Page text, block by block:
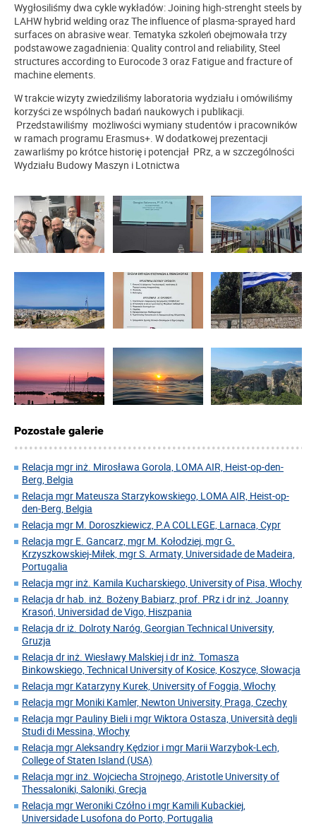
Wygłosiliśmy dwa cykle wykładów: Joining high-strenght steels by
LAHW hybrid welding oraz The influence of plasma-sprayed hard
surfaces on abrasive wear. Tematyka szkoleń obejmowała trzy
podstawowe zagadnienia: Quality control and reliability, Steel
structures according to Eurocode 3 oraz Fatigue and fracture of
machine elements.
W trakcie wizyty zwiedziliśmy laboratoria wydziału i omówiliśmy
korzyści ze wspólnych badań naukowych i publikacji.
Przedstawiliśmy możliwości wymiany studentów i pracowników
w ramach programu Erasmus+. W dodatkowej prezentacji
zawarliśmy po krótce historię i potencjał PRz, a w szczególności
Wydziału Budowy Maszyn i Lotnictwa
Pozostałe galerie
Relacja mgr inż. Mirosława Gorola, LOMA AIR, Heist-op-den-
Berg, Belgia
Relacja mgr Mateusza Starzykowskiego, LOMA AIR, Heist-op-
den-Berg, Belgia
Relacja mgr M. Doroszkiewicz, P.A COLLEGE, Larnaca, Cypr
Relacja mgr E. Gancarz, mgr M. Kołodziej, mgr G.
Krzyszkowskiej-Miłek, mgr S. Armaty, Universidade de Madeira,
Portugalia
Relacja mgr inż. Kamila Kucharskiego, University of Pisa, Włochy
Relacja dr hab. inż. Bożeny Babiarz, prof. PRz i dr inż. Joanny
Krasoń, Universidad de Vigo, Hiszpania
Relacja dr iż. Dolroty Naróg, Georgian Technical University,
Gruzja
Relacja dr inż. Wiesławy Malskiej i dr inż. Tomasza
Binkowskiego, Technical University of Kosice, Koszyce, Słowacja
Relacja mgr Katarzyny Kurek, University of Foggia, Włochy
Relacja mgr Moniki Kamler, Newton University, Praga, Czechy
Relacja mgr Pauliny Bieli i mgr Wiktora Ostasza, Università degli
Studi di Messina, Włochy
Relacja mgr Aleksandry Kędzior i mgr Marii Warzybok-Lech,
College of Staten Island (USA)
Relacja mgr inż. Wojciecha Strojnego, Aristotle University of
Thessaloniki, Saloniki, Grecja
Relacja mgr Weroniki Czółno i mgr Kamili Kubackiej,
Universidade Lusofona do Porto, Portugalia